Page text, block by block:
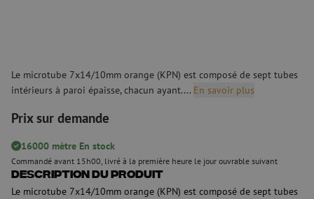
Le microtube 7x14/10mm orange (KPN) est composé de sept tubes
intérieurs à paroi épaisse, chacun ayant.... En savoir plus
Prix sur demande
16000 mètre En stock
Commandé avant 15h00, livré à la première heure le jour ouvrable suivant
Description du produit
Le microtube 7x14/10mm orange (KPN) est composé de sept tubes